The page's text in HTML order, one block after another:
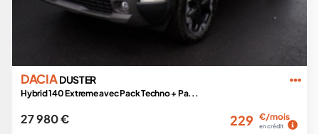
DACIADUSTER
Hybrid 140 Extreme avec Pack Techno + Pa...
27 980 € 229 €/mois
en crédit